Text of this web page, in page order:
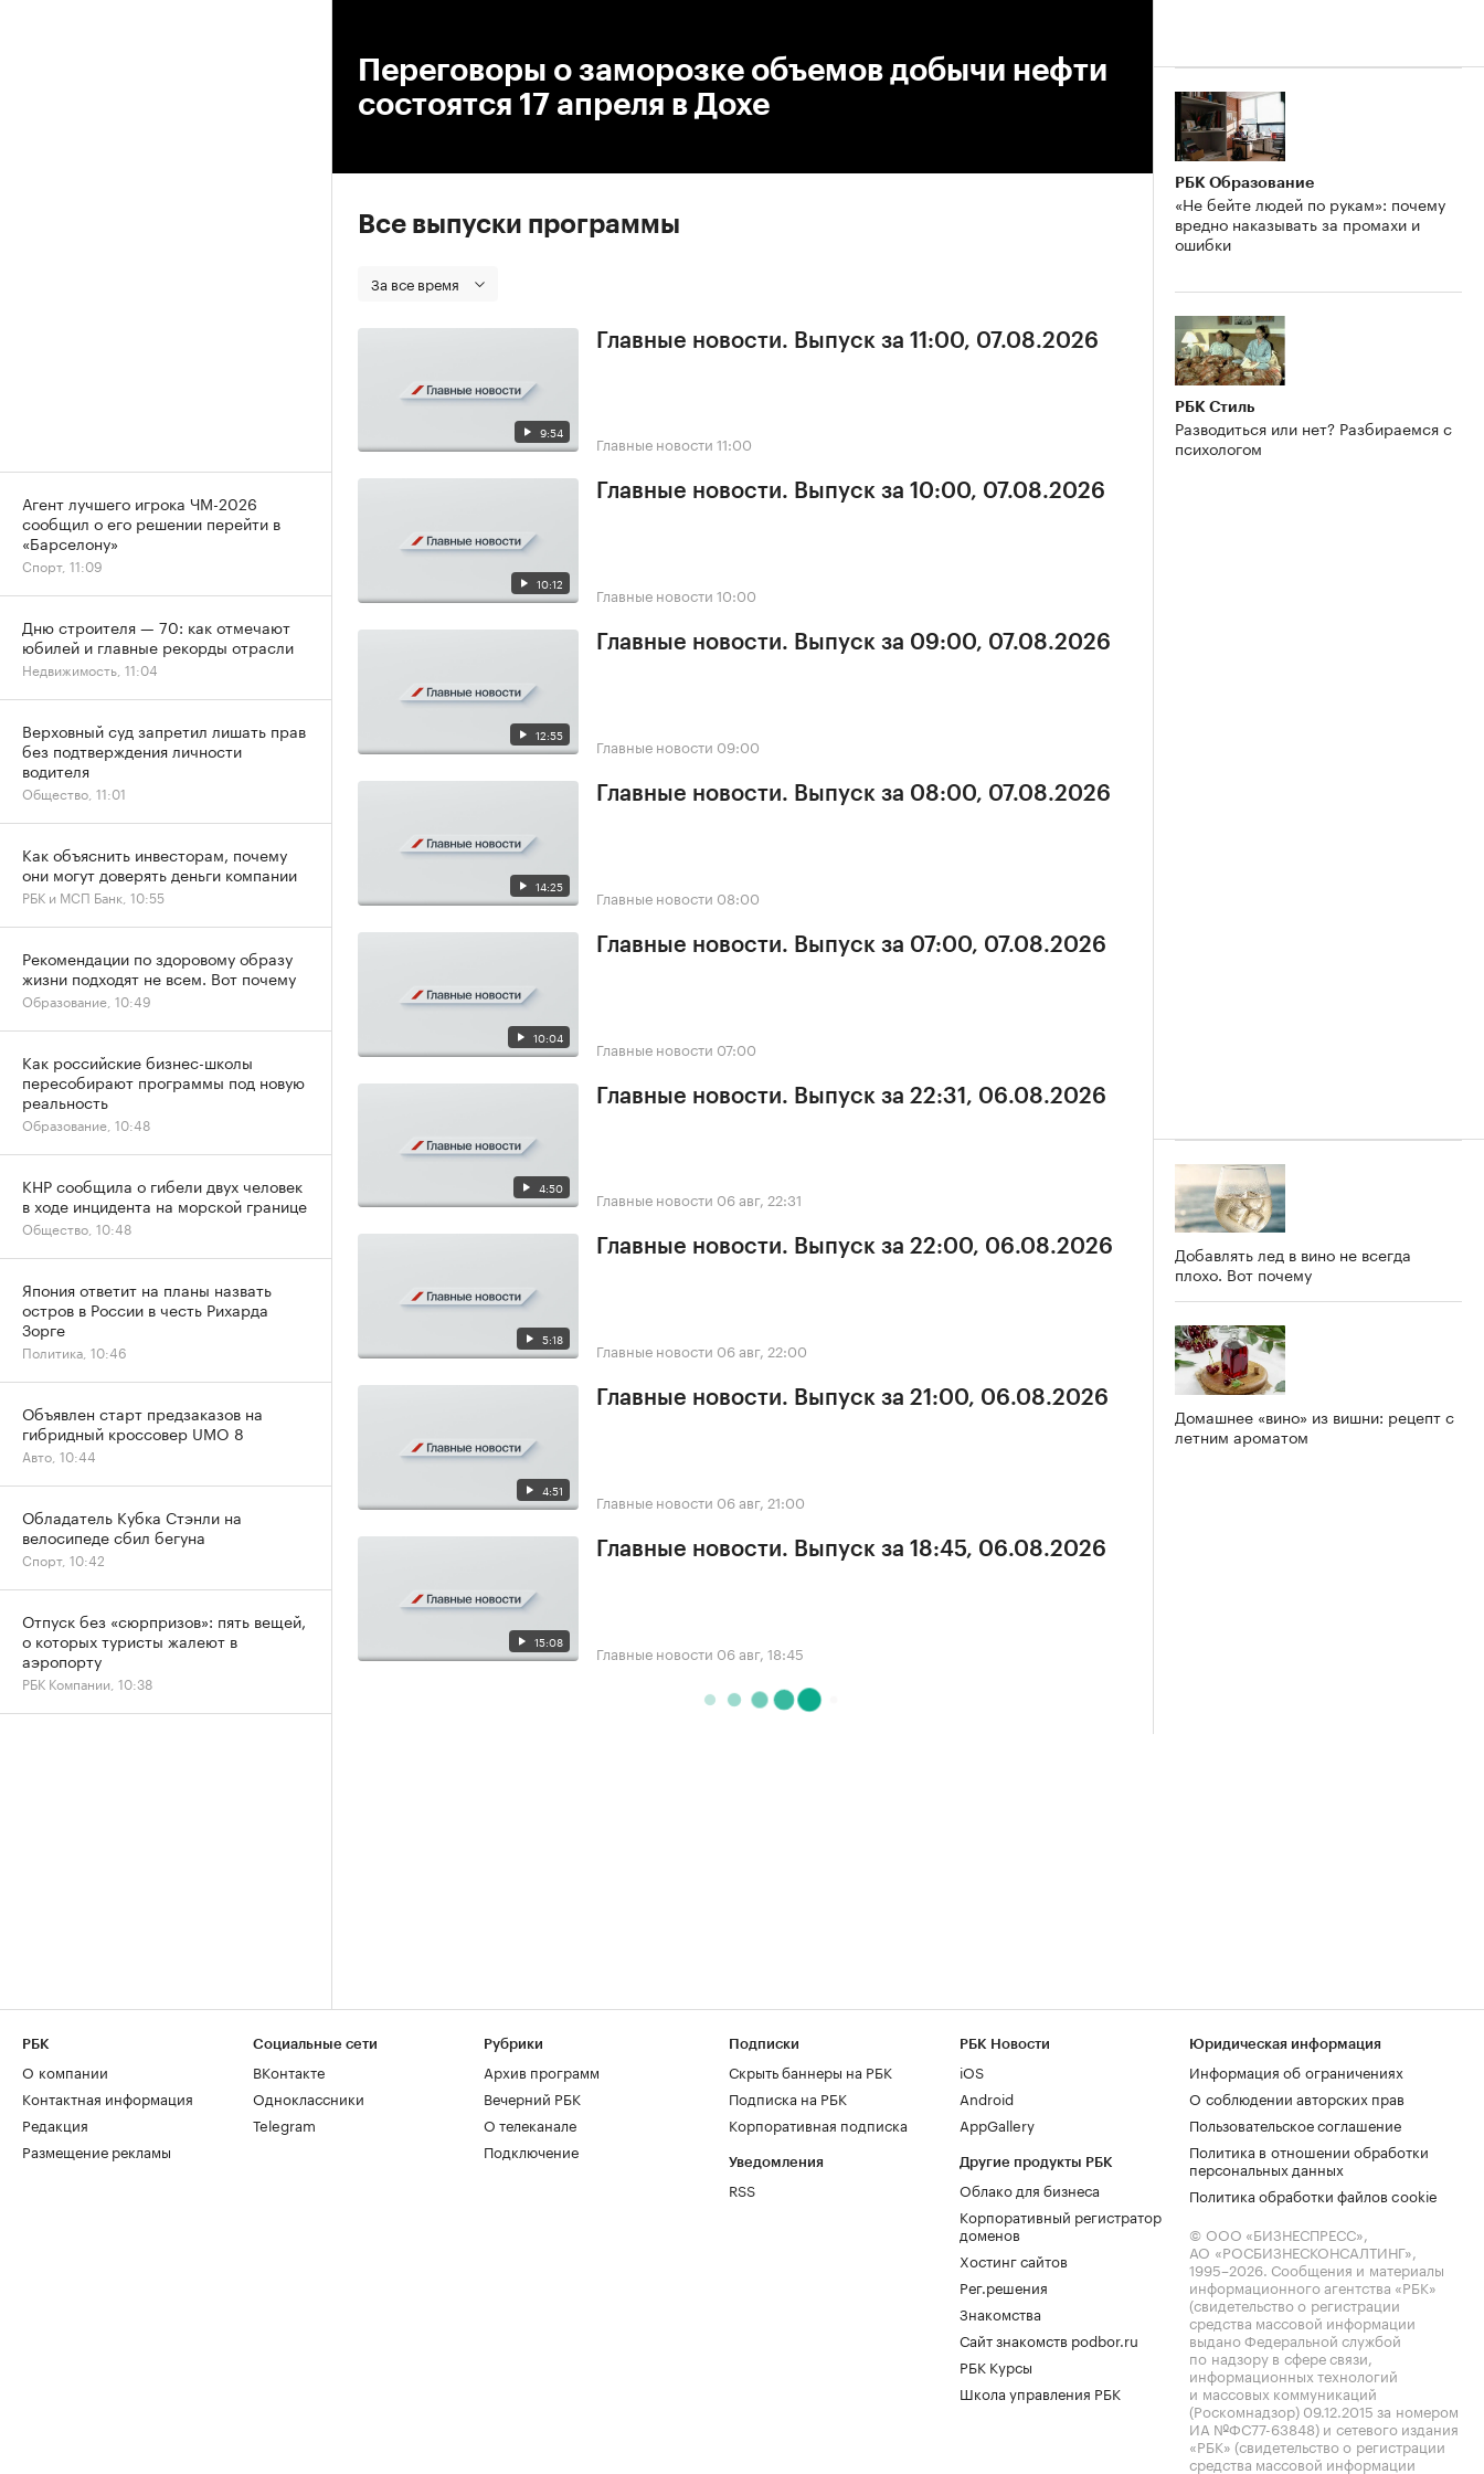
Переговоры о заморозке объемов добычи нефти
состоятся 17 апреля в Дохе
Все выпуски программы
За все время
9:54
Главные новости. Выпуск за 11:00, 07.08.2026
Главные новости 11:00
10:12
Главные новости. Выпуск за 10:00, 07.08.2026
Главные новости 10:00
12:55
Главные новости. Выпуск за 09:00, 07.08.2026
Главные новости 09:00
14:25
Главные новости. Выпуск за 08:00, 07.08.2026
Главные новости 08:00
10:04
Главные новости. Выпуск за 07:00, 07.08.2026
Главные новости 07:00
4:50
Главные новости. Выпуск за 22:31, 06.08.2026
Главные новости 06 авг, 22:31
5:18
Главные новости. Выпуск за 22:00, 06.08.2026
Главные новости 06 авг, 22:00
4:51
Главные новости. Выпуск за 21:00, 06.08.2026
Главные новости 06 авг, 21:00
15:08
Главные новости. Выпуск за 18:45, 06.08.2026
Главные новости 06 авг, 18:45
РБК Образование
«Не бейте людей по рукам»: почему
вредно наказывать за промахи и
ошибки
РБК Стиль
Разводиться или нет? Разбираемся с
психологом
Добавлять лед в вино не всегда
плохо. Вот почему
Домашнее «вино» из вишни: рецепт с
летним ароматом
Агент лучшего игрока ЧМ-2026
сообщил о его решении перейти в
«Барселону»
Спорт, 11:09
Дню строителя — 70: как отмечают
юбилей и главные рекорды отрасли
Недвижимость, 11:04
Верховный суд запретил лишать прав
без подтверждения личности
водителя
Общество, 11:01
Как объяснить инвесторам, почему
они могут доверять деньги компании
РБК и МСП Банк, 10:55
Рекомендации по здоровому образу
жизни подходят не всем. Вот почему
Образование, 10:49
Как российские бизнес-школы
пересобирают программы под новую
реальность
Образование, 10:48
КНР сообщила о гибели двух человек
в ходе инцидента на морской границе
Общество, 10:48
Япония ответит на планы назвать
остров в России в честь Рихарда
Зорге
Политика, 10:46
Объявлен старт предзаказов на
гибридный кроссовер UMO 8
Авто, 10:44
Обладатель Кубка Стэнли на
велосипеде сбил бегуна
Спорт, 10:42
Отпуск без «сюрпризов»: пять вещей,
о которых туристы жалеют в
аэропорту
РБК Компании, 10:38
РБК
О компании
Контактная информация
Редакция
Размещение рекламы
Социальные сети
ВКонтакте
Одноклассники
Telegram
Рубрики
Архив программ
Вечерний РБК
О телеканале
Подключение
Подписки
Скрыть баннеры на РБК
Подписка на РБК
Корпоративная подписка
Уведомления
RSS
РБК Новости
iOS
Android
AppGallery
Другие продукты РБК
Облако для бизнеса
Корпоративный регистратор
доменов
Хостинг сайтов
Рег.решения
Знакомства
Сайт знакомств podbor.ru
РБК Курсы
Школа управления РБК
Юридическая информация
Информация об ограничениях
О соблюдении авторских прав
Пользовательское соглашение
Политика в отношении обработки
персональных данных
Политика обработки файлов cookie
© ООО «БИЗНЕСПРЕСС»,
АО «РОСБИЗНЕСКОНСАЛТИНГ»,
1995–2026. Сообщения и материалы
информационного агентства «РБК»
(свидетельство о регистрации
средства массовой информации
выдано Федеральной службой
по надзору в сфере связи,
информационных технологий
и массовых коммуникаций
(Роскомнадзор) 09.12.2015 за номером
ИА №ФС77-63848) и сетевого издания
«РБК» (свидетельство о регистрации
средства массовой информации